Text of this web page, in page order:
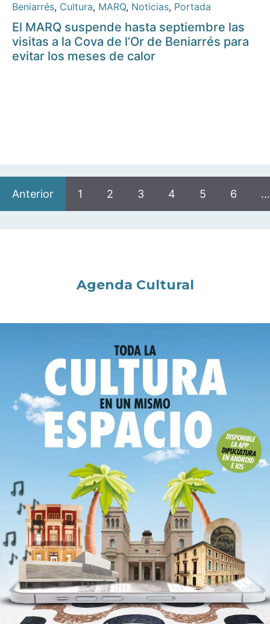
Beniarrés, Cultura, MARQ, Noticias, Portada
El MARQ suspende hasta septiembre las
visitas a la Cova de l’Or de Beniarrés para
evitar los meses de calor
Anterior 1 2 3 4 5 6 …
Agenda Cultural